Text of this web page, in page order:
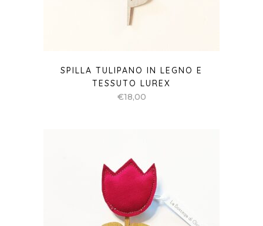
SPILLA TULIPANO IN LEGNO E
TESSUTO LUREX
€18,00